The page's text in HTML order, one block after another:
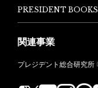
PRESIDENT BOOKS
関連事業
プレジデント総合研究所